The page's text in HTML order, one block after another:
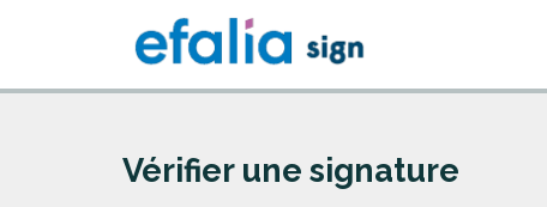
Vérifier une signature